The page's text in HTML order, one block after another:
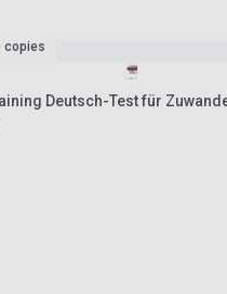
copies
Deutsch-Test für